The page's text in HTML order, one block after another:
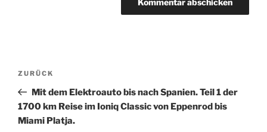
Beitragsnavigation
Vorheriger
Beitrag
ZURÜCK
Mit dem Elektroauto bis nach Spanien. Teil 1 der
1700 km Reise im Ioniq Classic von Eppenrod bis
Miami Platja.